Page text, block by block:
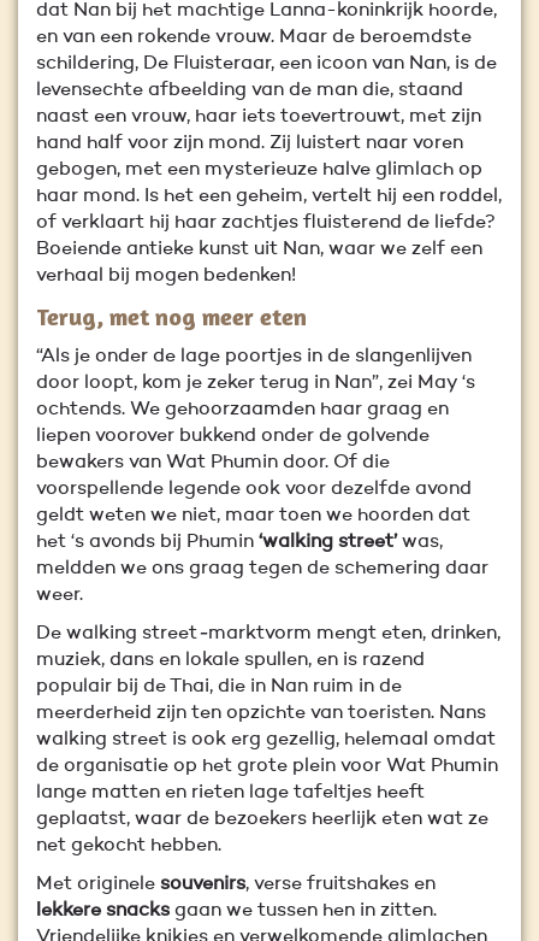
dat Nan bij het machtige Lanna-koninkrijk hoorde,
en van een rokende vrouw. Maar de beroemdste
schildering, De Fluisteraar, een icoon van Nan, is de
levensechte afbeelding van de man die, staand
naast een vrouw, haar iets toevertrouwt, met zijn
hand half voor zijn mond. Zij luistert naar voren
gebogen, met een mysterieuze halve glimlach op
haar mond. Is het een geheim, vertelt hij een roddel,
of verklaart hij haar zachtjes fluisterend de liefde?
Boeiende antieke kunst uit Nan, waar we zelf een
verhaal bij mogen bedenken!
Terug, met nog meer eten
“Als je onder de lage poortjes in de slangenlijven
door loopt, kom je zeker terug in Nan”, zei May ‘s
ochtends. We gehoorzaamden haar graag en
liepen voorover bukkend onder de golvende
bewakers van Wat Phumin door. Of die
voorspellende legende ook voor dezelfde avond
geldt weten we niet, maar toen we hoorden dat
het ‘s avonds bij Phumin ‘walking street’was,
meldden we ons graag tegen de schemering daar
weer.
De walking street-marktvorm mengt eten, drinken,
muziek, dans en lokale spullen, en is razend
populair bij de Thai, die in Nan ruim in de
meerderheid zijn ten opzichte van toeristen. Nans
walking street is ook erg gezellig, helemaal omdat
de organisatie op het grote plein voor Wat Phumin
lange matten en rieten lage tafeltjes heeft
geplaatst, waar de bezoekers heerlijk eten wat ze
net gekocht hebben.
Met originele souvenirs, verse fruitshakes en
lekkere snacks gaan we tussen hen in zitten.